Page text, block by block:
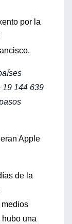
por la
19 144 639
Apple
de la
hubo una